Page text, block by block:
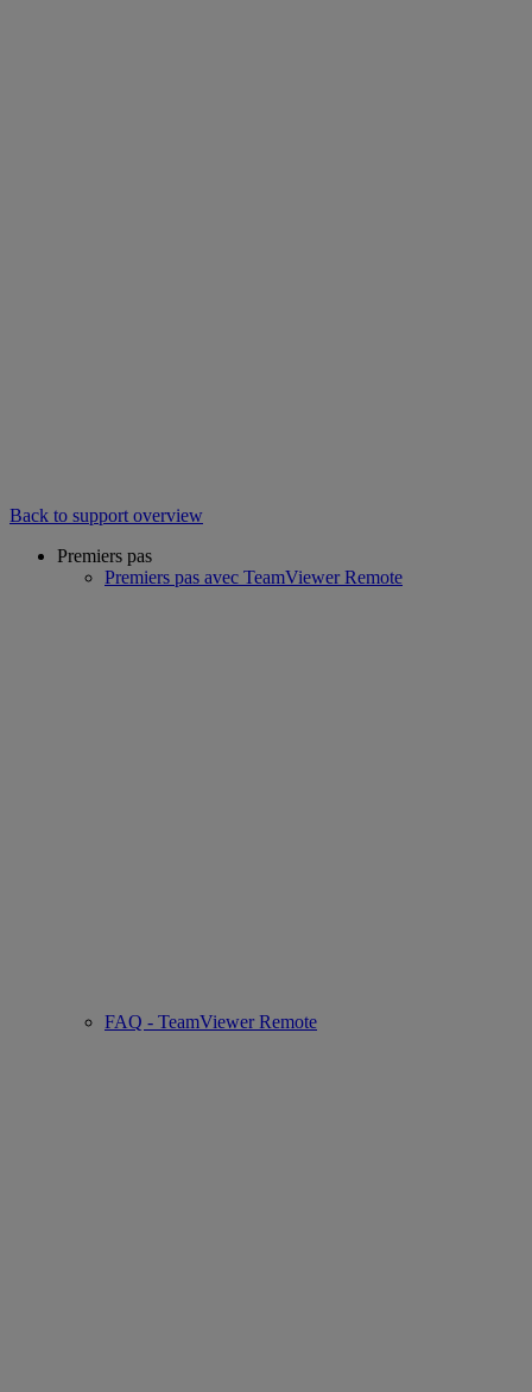
Back to support overview
Premiers pas
Premiers pas avec TeamViewer Remote
FAQ - TeamViewer Remote